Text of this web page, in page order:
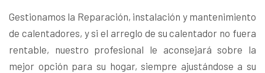
Gestionamos la Reparación, instalación y mantenimiento
de calentadores, y si el arreglo de su calentador no fuera
rentable, nuestro profesional le aconsejará sobre la
mejor opción para su hogar, siempre ajustándose a su